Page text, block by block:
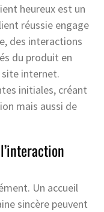
heureux est un
réussie engage
des interactions
du produit en
internet.
initiales, créant
mais aussi de
Un accueil
sincère peuvent